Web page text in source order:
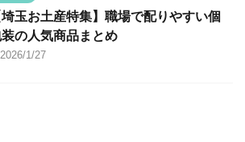
埼玉お土産特集】職場で配りやすい個
の人気商品まとめ
2026/1/27